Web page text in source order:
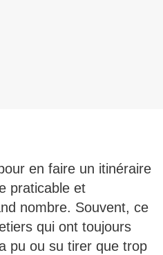
en faire un itinéraire
praticable et
nombre. Souvent, ce
qui ont toujours
pu ou su tirer que trop